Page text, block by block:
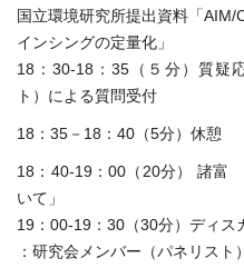
国立環境研究所提出資料「
インシングの定量化」
18：30-18：35（５分）質疑
ト）による質問受付
18：35－18：40（5分）休憩
18：40-19：00（20分） 諸富
いて」
19：00-19：30（30分）ディス
：研究会メンバー（パネリス